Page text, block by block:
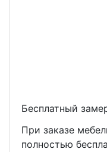
Бесплатный
При заказе
полностью